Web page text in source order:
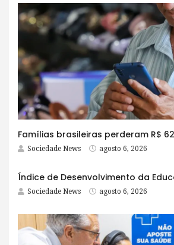
Sociedade News agosto 6, 2026
Sociedade News agosto 6, 2026